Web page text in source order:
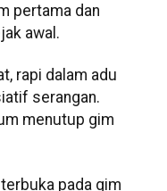
pertama dan
awal.
rapi dalam adu
serangan.
menutup gim
pada gim